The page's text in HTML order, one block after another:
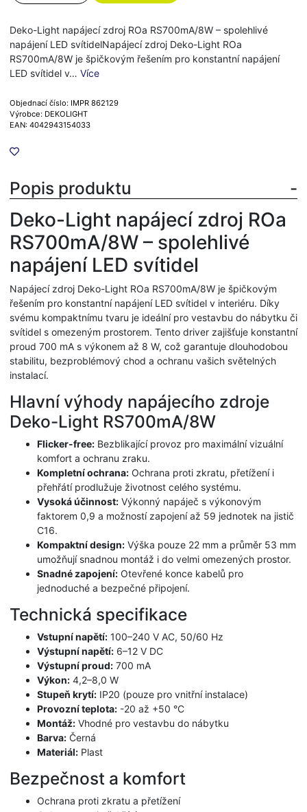
Deko-Light napájecí zdroj ROa RS700mA/8W – spolehlivé
napájení LED svítidelNapájecí zdroj Deko-Light ROa
RS700mA/8W je špičkovým řešením pro konstantní napájení
LED svítidel v… Více
Objednací číslo: IMPR 862129
Výrobce: DEKOLIGHT
EAN: 4042943154033
Popis produktu
Deko-Light napájecí zdroj ROa
RS700mA/8W – spolehlivé
napájení LED svítidel
Napájecí zdroj Deko-Light ROa RS700mA/8W je špičkovým
řešením pro konstantní napájení LED svítidel v interiéru. Díky
svému kompaktnímu tvaru je ideální pro vestavbu do nábytku či
svítidel s omezeným prostorem. Tento driver zajišťuje konstantní
proud 700 mA s výkonem až 8 W, což garantuje dlouhodobou
stabilitu, bezproblémový chod a ochranu vašich světelných
instalací.
Hlavní výhody napájecího zdroje
Deko-Light RS700mA/8W
Flicker-free: Bezblikající provoz pro maximální vizuální
komfort a ochranu zraku.
Kompletní ochrana: Ochrana proti zkratu, přetížení i
přehřátí prodlužuje životnost celého systému.
Vysoká účinnost: Výkonný napáječ s výkonovým
faktorem 0,9 a možností zapojení až 59 jednotek na jistič
C16.
Kompaktní design: Výška pouze 22 mm a průměr 53 mm
umožňují snadnou montáž i do velmi omezených prostor.
Snadné zapojení: Otevřené konce kabelů pro
jednoduché a bezpečné připojení.
Technická specifikace
Vstupní napětí: 100–240 V AC, 50/60 Hz
Výstupní napětí: 6–12 V DC
Výstupní proud: 700 mA
Výkon: 4,2–8,0 W
Stupeň krytí: IP20 (pouze pro vnitřní instalace)
Provozní teplota: -20 až +50 °C
Montáž: Vhodné pro vestavbu do nábytku
Barva: Černá
Materiál: Plast
Bezpečnost a komfort
Ochrana proti zkratu a přetížení